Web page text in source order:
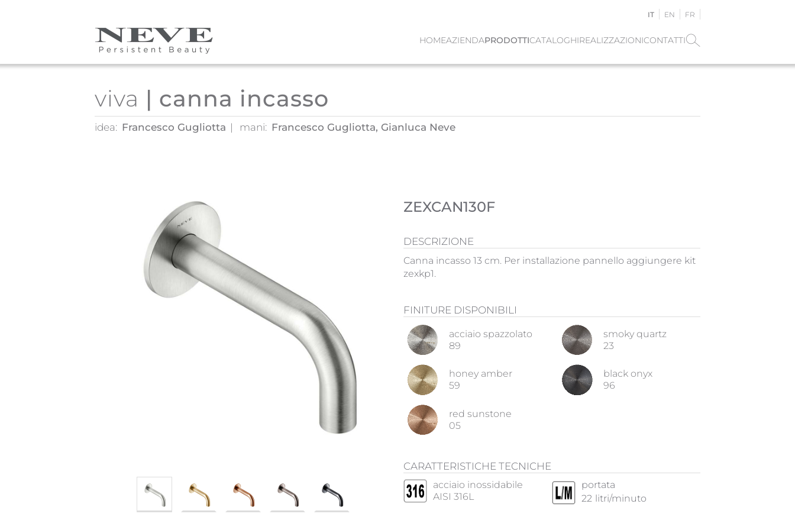
Skip to main content
IT EN FR
HOMEAZIENDAPRODOTTICATALOGHIREALIZZAZIONICONTATTI
viva | canna incasso
idea: Francesco Gugliotta mani: Francesco Gugliotta, Gianluca Neve
ZEXCAN130F
DESCRIZIONE
Canna incasso 13 cm. Per installazione pannello aggiungere kit
zexkp1.
FINITURE DISPONIBILI
acciaio spazzolato
89
smoky quartz
23
honey amber
59
black onyx
96
red sunstone
05
CARATTERISTICHE TECNICHE
acciaio inossidabile
AISI 316L
portata
22 litri/minuto